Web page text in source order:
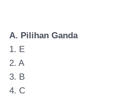
A. Pilihan Ganda
1. E
2. A
3. B
4. C